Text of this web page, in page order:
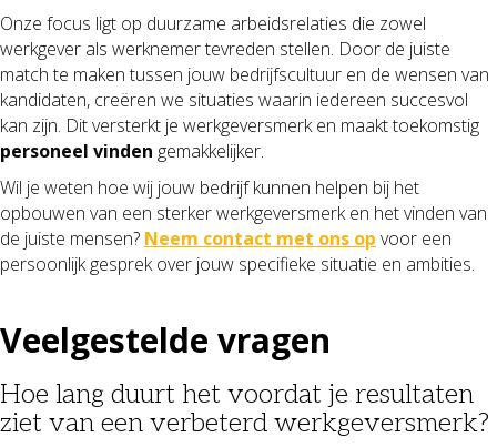
Onze focus ligt op duurzame arbeidsrelaties die zowel
werkgever als werknemer tevreden stellen. Door de juiste
match te maken tussen jouw bedrijfscultuur en de wensen van
kandidaten, creëren we situaties waarin iedereen succesvol
kan zijn. Dit versterkt je werkgeversmerk en maakt toekomstig
personeel vinden gemakkelijker.
Wil je weten hoe wij jouw bedrijf kunnen helpen bij het
opbouwen van een sterker werkgeversmerk en het vinden van
de juiste mensen? Neem contact met ons op voor een
persoonlijk gesprek over jouw specifieke situatie en ambities.
Veelgestelde vragen
Hoe lang duurt het voordat je resultaten
ziet van een verbeterd werkgeversmerk?